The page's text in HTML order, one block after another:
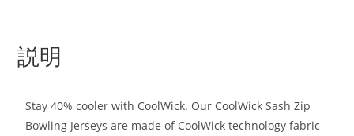
説明
Stay 40% cooler with CoolWick. Our CoolWick Sash Zip
Bowling Jerseys are made of CoolWick technology fabric